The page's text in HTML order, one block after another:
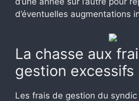
d’éventuelles augmentations
La chasse aux
gestion excessifs
Les frais de gestion du